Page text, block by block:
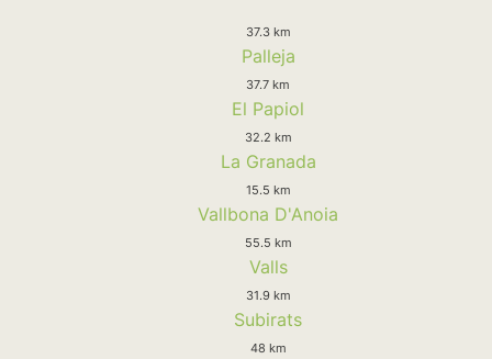
37.3 km
Palleja
37.7 km
El Papiol
32.2 km
La Granada
15.5 km
Vallbona D'Anoia
55.5 km
Valls
31.9 km
Subirats
48 km